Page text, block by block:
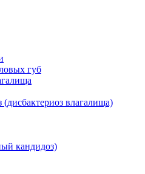
губ
влагалища)
кандидоз)